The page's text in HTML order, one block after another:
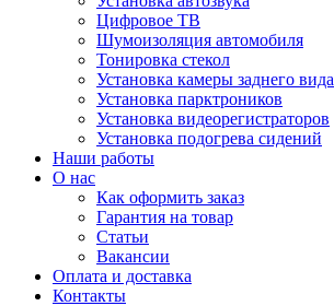
Цифровое ТВ
Шумоизоляция автомобиля
Тонировка стекол
Установка камеры заднего вида
Установка парктроников
Установка видеорегистраторов
Установка подогрева сидений
Наши работы
О нас
Как оформить заказ
Гарантия на товар
Статьи
Вакансии
Оплата и доставка
Контакты